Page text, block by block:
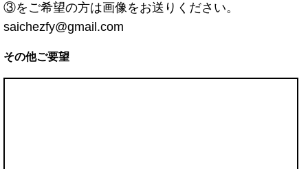
③をご希望の方は画像をお送りください。
saichezfy@gmail.com
その他ご要望